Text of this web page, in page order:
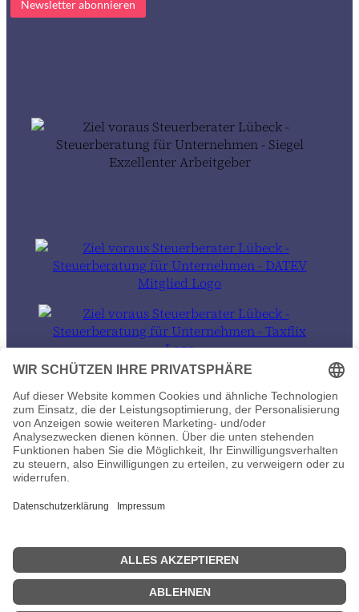
© 2026 Ziel voraus Steuerberater in Lübeck und auch 100% remote
Datenschutz
Wir sind umgezogen
ab sofort finden Sie uns in der Wakenitzstraße 11 in Lübeck.